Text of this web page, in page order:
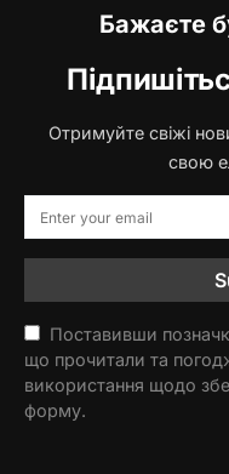
Бажаєте
Отримуйте свіжі
свою
Поставивши
що прочитали та
використання щодо
форму.